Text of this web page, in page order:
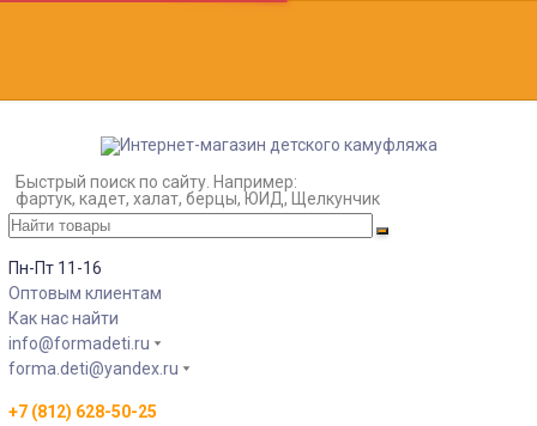
Быстрый поиск по сайту. Например:
фартук, кадет, халат, берцы, ЮИД, Щелкунчик
Пн-Пт 11-16
Оптовым клиентам
Как нас найти
info@formadeti.ru
forma.deti@yandex.ru
+7 (812) 628-50-25